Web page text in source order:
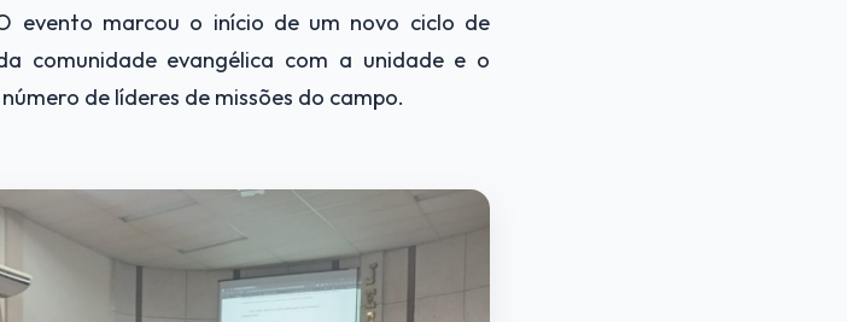
evento marcou o início de um novo ciclo de
comunidade evangélica com a unidade e o
de líderes de missões do campo.